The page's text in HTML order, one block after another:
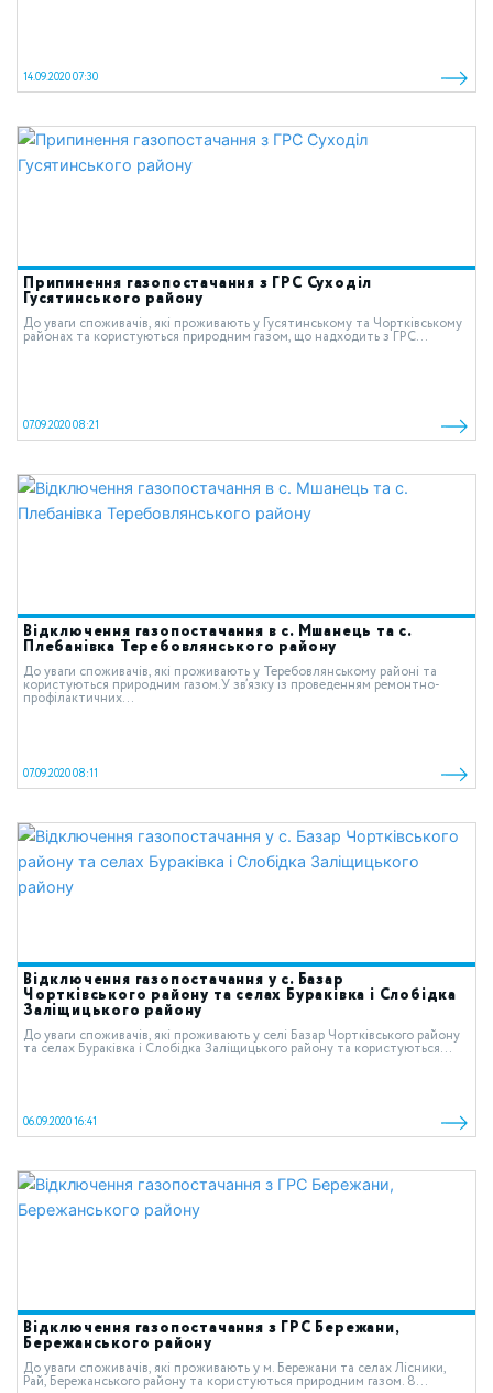
14.09.2020 07:30
Припинення газопостачання з ГРС Суходіл
Гусятинського району
До уваги споживачів, які проживають у Гусятинському та Чортківському
районах та користуються природним газом, що надходить з ГРС...
07.09.2020 08:21
Відключення газопостачання в с. Мшанець та с.
Плебанівка Теребовлянського району
До уваги споживачів, які проживають у Теребовлянському районі та
користуються природним газом.У зв’язку із проведенням ремонтно-
профілактичних...
07.09.2020 08:11
Відключення газопостачання у с. Базар
Чортківського району та селах Бураківка і Слобідка
Заліщицького району
До уваги споживачів, які проживають у селі Базар Чортківського району
та селах Бураківка і Слобідка Заліщицького району та користуються...
06.09.2020 16:41
Відключення газопостачання з ГРС Бережани,
Бережанського району
До уваги споживачів, які проживають у м. Бережани та селах Лісники,
Рай, Бережанського району та користуються природним газом. 8...